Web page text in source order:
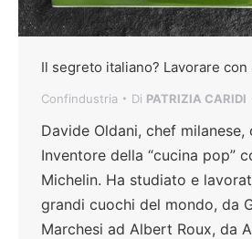
Il segreto italiano? Lavorare con
Confindustria Di PATRIZIA CARIDI
Davide Oldani, chef milanese,
Inventore della “cucina pop”
Michelin. Ha studiato e
grandi cuochi del mondo, da
Marchesi ad Albert Roux, da